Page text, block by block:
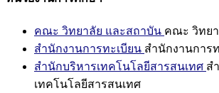
คณะ วิทยาลัย และสถาบัน คณะ วิทย
สำนักงานการทะเบียน สำนักงานการ
สำนักบริหารเทคโนโลยีสารสนเทศ ส
เทคโนโลยีสารสนเทศ